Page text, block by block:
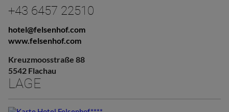
+43 6457 22510
hotel@felsenhof.com
www.felsenhof.com
Kreuzmoosstraße 88
5542 Flachau
LAGE